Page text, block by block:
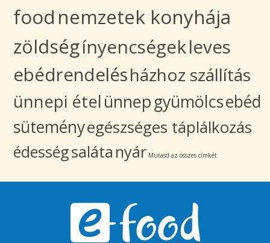
food nemzetek konyhája
zöldségínyencségekleves
ebédrendelésházhoz szállítás
ünnepi ételünnepgyümölcsebéd
süteményegészséges táplálkozás
édességsaláta nyár Mutasd az összes címkét